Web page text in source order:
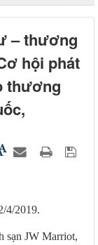
– thương
hội phát
thương
4/2019.
sạn JW Marriot,